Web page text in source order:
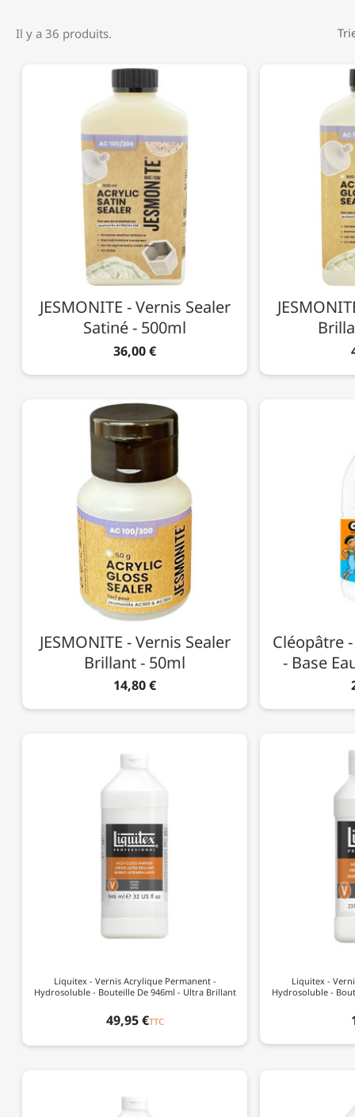
Il y a 36 produits.
JESMONITE - Vernis Sealer
Satiné - 500ml
36,00 €
JESMONITE - Vernis Sealer
Brillant - 50ml
14,80 €
Cléopâtre
- Base
Liquitex - Vernis Acrylique Permanent -
Hydrosoluble - Bouteille De 946ml - Ultra Brillant
49,95 €TTC
Liquitex -
Hydrosoluble -